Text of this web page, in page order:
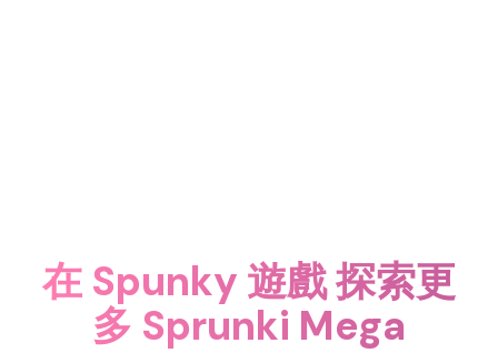
在 Spunky 遊戲 探索更
多 Sprunki Mega